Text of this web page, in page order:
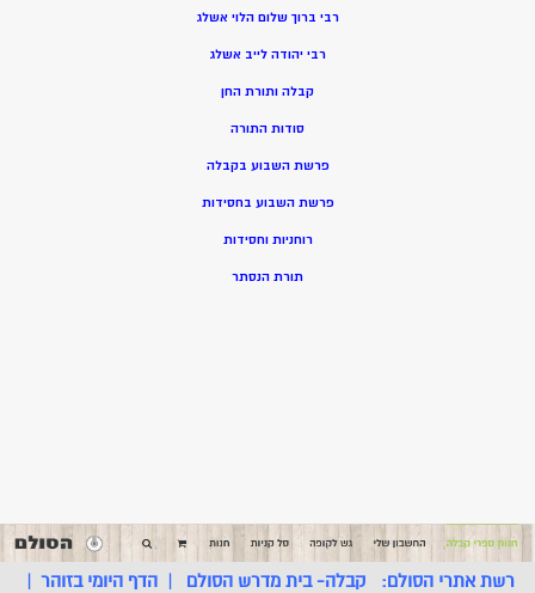
רבי ברוך שלום הלוי אשלג
רבי יהודה לייב אשלג
קבלה ותורת החן
סודות התורה
פרשת השבוע בקבלה
פרשת השבוע בחסידות
רוחניות וחסידות
תורת הנסתר
רשת אתרי הסולם: קבלה- בית מדרש הסולם |הדף היומי בזוהר